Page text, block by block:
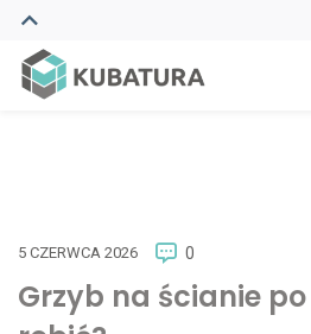
5 CZERWCA 2026 0
Grzyb na ścianie